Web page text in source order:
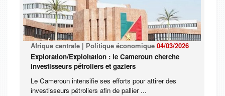
Afrique centrale | Politique économique 04/03/2026
Exploration/Exploitation : le Cameroun cherche
investisseurs pétroliers et gaziers
Le Cameroun intensifie ses efforts pour attirer des
investisseurs pétroliers afin de pallier ...